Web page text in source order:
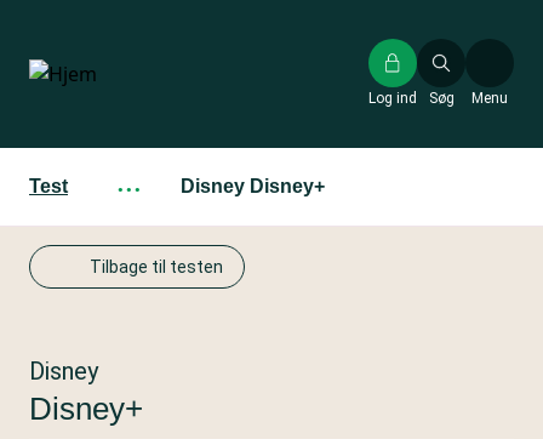
hovedindhold
Søg
Log ind Menu
Test ··· Disney Disney+
Tilbage til testen
Disney
Disney+